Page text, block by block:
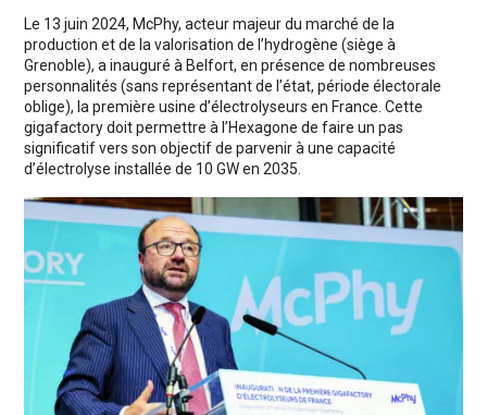
Le 13 juin 2024, McPhy, acteur majeur du marché de la
production et de la valorisation de l’hydrogène (siège à
Grenoble), a inauguré à Belfort, en présence de nombreuses
personnalités (sans représentant de l’état, période électorale
oblige), la première usine d’électrolyseurs en France. Cette
gigafactory doit permettre à l’Hexagone de faire un pas
significatif vers son objectif de parvenir à une capacité
d’électrolyse installée de 10 GW en 2035.